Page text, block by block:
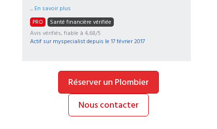
... En savoir plus
PRO
Santé financière vérifiée
Avis vérifiés, fiable à 4,68/5
Actif sur myspecialist depuis le 17 février 2017
Réserver un Plombier
Nous contacter